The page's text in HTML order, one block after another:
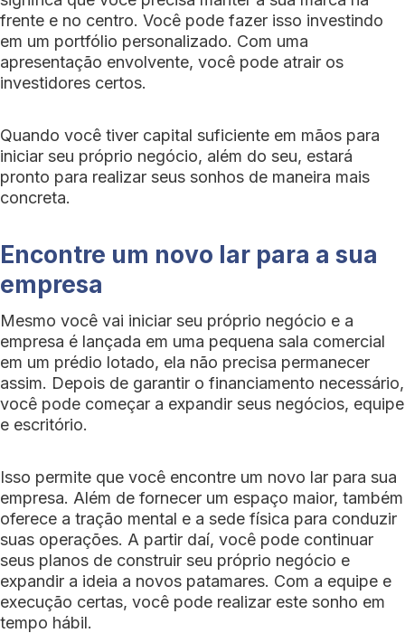
frente e no centro. Você pode fazer isso investindo
em um portfólio personalizado. Com uma
apresentação envolvente, você pode atrair os
investidores certos.
Quando você tiver capital suficiente em mãos para
iniciar seu próprio negócio, além do seu, estará
pronto para realizar seus sonhos de maneira mais
concreta.
Encontre um novo lar para a sua
empresa
Mesmo você vai iniciar seu próprio negócio e a
empresa é lançada em uma pequena sala comercial
em um prédio lotado, ela não precisa permanecer
assim. Depois de garantir o financiamento necessário,
você pode começar a expandir seus negócios, equipe
e escritório.
Isso permite que você encontre um novo lar para sua
empresa. Além de fornecer um espaço maior, também
oferece a tração mental e a sede física para conduzir
suas operações. A partir daí, você pode continuar
seus planos de construir seu próprio negócio e
expandir a ideia a novos patamares. Com a equipe e
execução certas, você pode realizar este sonho em
tempo hábil.